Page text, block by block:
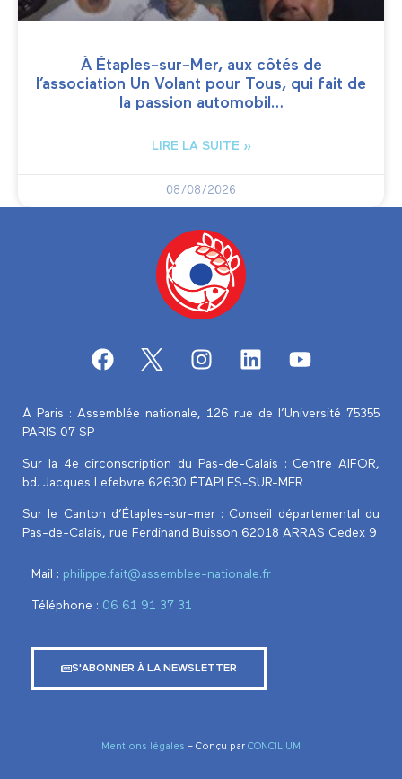
À Étaples-sur-Mer, aux côtés de
l’association Un Volant pour Tous, qui fait de
la passion automobil…
LIRE LA SUITE »
08/08/2026
À Paris : Assemblée nationale, 126 rue de l’Université 75355
PARIS 07 SP
Sur la 4e circonscription du Pas-de-Calais : Centre AIFOR,
bd. Jacques Lefebvre 62630 ÉTAPLES-SUR-MER
Sur le Canton d’Étaples-sur-mer : Conseil départemental du
Pas-de-Calais, rue Ferdinand Buisson 62018 ARRAS Cedex 9
Mail : philippe.fait@assemblee-nationale.fr
Téléphone : ‭06 61 91 37 31‬
S'ABONNER À LA NEWSLETTER
Mentions légales – Conçu par CONCILIUM